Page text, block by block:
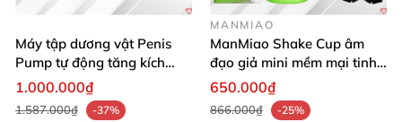
Máy tập dương vật Penis
Pump tự động tăng kích
thước hiệu quả nhanh
1.000.000₫
1.587.000₫
-37%
MANMIAO
ManMiao Shake Cup âm
đạo giả mini mềm mại tinh
tế kích thích cực đỉnh
650.000₫
866.000₫
-25%